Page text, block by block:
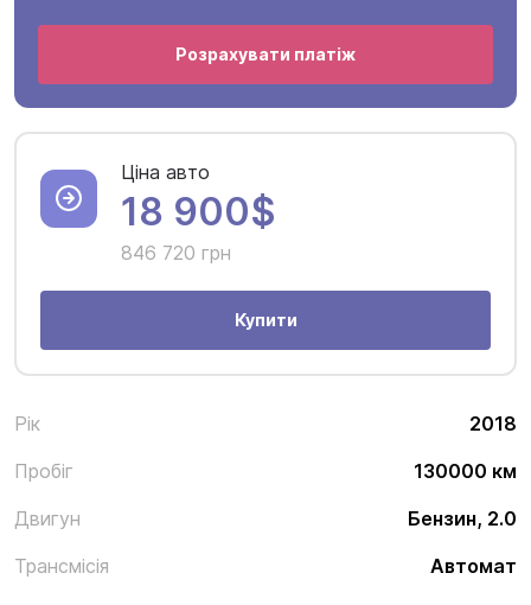
Рік
2018
Пробіг
130000 км
Двигун
Бензин, 2.0
Трансмісія
Автомат
Розрахувати платіж
Ціна авто
18 900$
846 720 грн
Купити